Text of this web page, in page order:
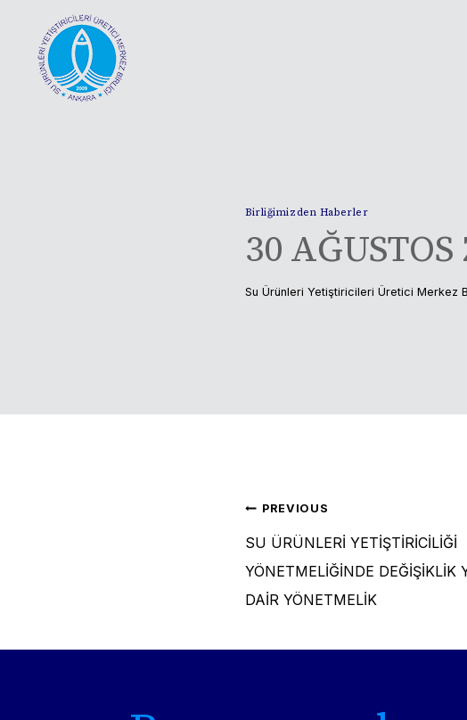
content
Birliğimizden Haberler
30
Su Ürünleri Yetiştiricileri Üretici Merkez
Post
PREVIOUS
SU ÜRÜNLERİ YETİŞTİRİCİLİĞİ
YÖNETMELİĞİNDE DEĞİŞİKLİK
DAİR YÖNETMELİK